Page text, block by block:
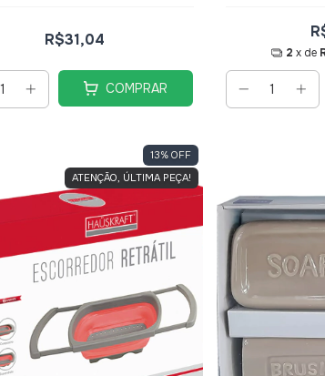
R$31,04
COMPRAR
2 x de
13% OFF
ATENÇÃO, ÚLTIMA PEÇA!